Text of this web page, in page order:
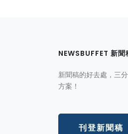
NEWSBUFFET 新
新聞稿的好去處，三
方案！
刊登新聞稿